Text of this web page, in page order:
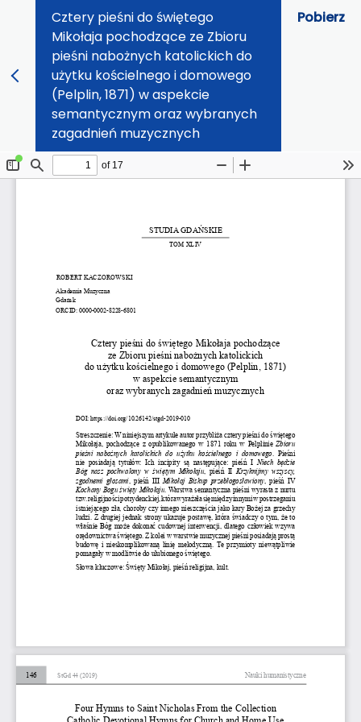
Cztery pieśni do świętego
Mikołaja pochodzące ze Zbioru
pieśni nabożnych katolickich do
użytku kościelnego i domowego
(Pelplin, 1871) w aspekcie
semantycznym oraz wybranych
zagadnień muzycznych
Pobierz